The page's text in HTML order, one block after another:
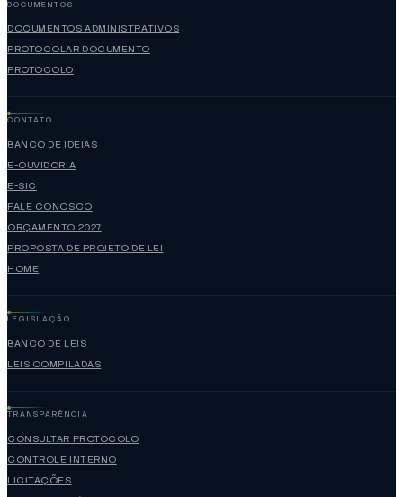
DOCUMENTOS
DOCUMENTOS ADMINISTRATIVOS
PROTOCOLAR DOCUMENTO
PROTOCOLO
CONTATO
BANCO DE IDEIAS
E-OUVIDORIA
E-SIC
FALE CONOSCO
ORÇAMENTO 2027
PROPOSTA DE PROJETO DE LEI
HOME
LEGISLAÇÃO
BANCO DE LEIS
LEIS COMPILADAS
TRANSPARÊNCIA
CONSULTAR PROTOCOLO
CONTROLE INTERNO
LICITAÇÕES